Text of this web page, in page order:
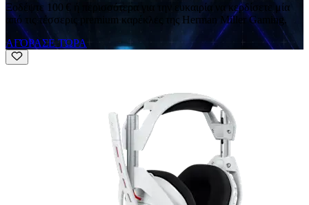
Ξοδέψτε 100 € ή περισσότερα για την ευκαιρία να κερδίσετε μία
από τις τέσσερις premium καρέκλες της Herman Miller Gaming.
ΑΓΌΡΑΣΕ ΤΏΡΑ